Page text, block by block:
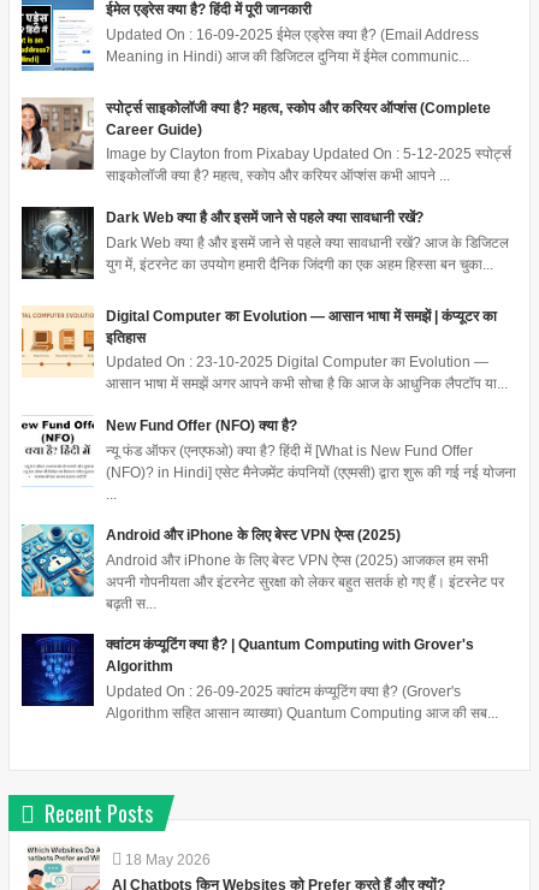
ईमेल एड्रेस क्या है? हिंदी में पूरी जानकारी
Updated On : 16-09-2025 ईमेल एड्रेस क्या है? (Email Address
Meaning in Hindi) आज की डिजिटल दुनिया में ईमेल communic...
स्पोर्ट्स साइकोलॉजी क्या है? महत्व, स्कोप और करियर ऑप्शंस (Complete
Career Guide)
Image by Clayton from Pixabay Updated On : 5-12-2025 स्पोर्ट्स
साइकोलॉजी क्या है? महत्व, स्कोप और करियर ऑप्शंस कभी आपने ...
Dark Web क्या है और इसमें जाने से पहले क्या सावधानी रखें?
Dark Web क्या है और इसमें जाने से पहले क्या सावधानी रखें? आज के डिजिटल
युग में, इंटरनेट का उपयोग हमारी दैनिक जिंदगी का एक अहम हिस्सा बन चुका...
Digital Computer का Evolution — आसान भाषा में समझें | कंप्यूटर का
इतिहास
Updated On : 23-10-2025 Digital Computer का Evolution —
आसान भाषा में समझें अगर आपने कभी सोचा है कि आज के आधुनिक लैपटॉप या...
New Fund Offer (NFO) क्या है?
न्यू फंड ऑफर (एनएफओ) क्या है? हिंदी में [What is New Fund Offer
(NFO)? in Hindi] एसेट मैनेजमेंट कंपनियों (एएमसी) द्वारा शुरू की गई नई योजना
Android और iPhone के लिए बेस्ट VPN ऐप्स (2025)
Android और iPhone के लिए बेस्ट VPN ऐप्स (2025) आजकल हम सभी
अपनी गोपनीयता और इंटरनेट सुरक्षा को लेकर बहुत सतर्क हो गए हैं। इंटरनेट पर
बढ़ती स...
क्वांटम कंप्यूटिंग क्या है? | Quantum Computing with Grover's
Algorithm
Updated On : 26-09-2025 क्वांटम कंप्यूटिंग क्या है? (Grover's
Algorithm सहित आसान व्याख्या) Quantum Computing आज की सब...
Recent Posts
18 May 2026
AI Chatbots किन Websites को Prefer करते हैं और क्यों?